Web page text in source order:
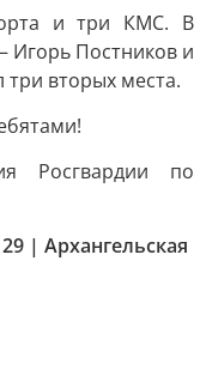
и три КМС. В
Игорь Постников и
три вторых места.
Росгвардии по
| Архангельская